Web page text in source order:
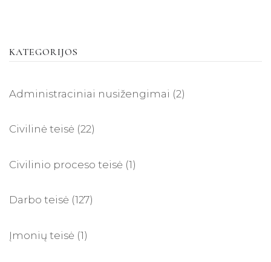
KATEGORIJOS
Administraciniai nusižengimai (2)
Civilinė teisė (22)
Civilinio proceso teisė (1)
Darbo teisė (127)
Įmonių teisė (1)